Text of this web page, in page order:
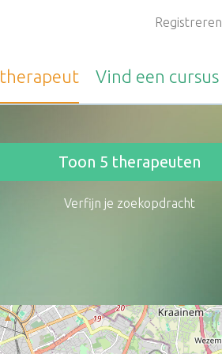
Registreren
therapeut Vind een cursus
Toon 5 therapeuten
Verfijn je zoekopdracht